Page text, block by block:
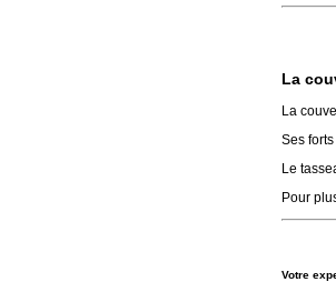
La
La
Ses
Le
Pour
Votre